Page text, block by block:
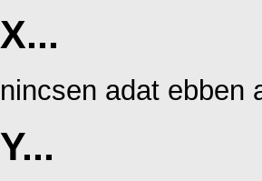
X...
nincsen adat ebben
Y...